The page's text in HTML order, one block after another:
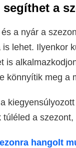
segíthet a
a nyár a
is lehet. Ilyenkor
is
könnyítik meg a
túléled a
hangolt